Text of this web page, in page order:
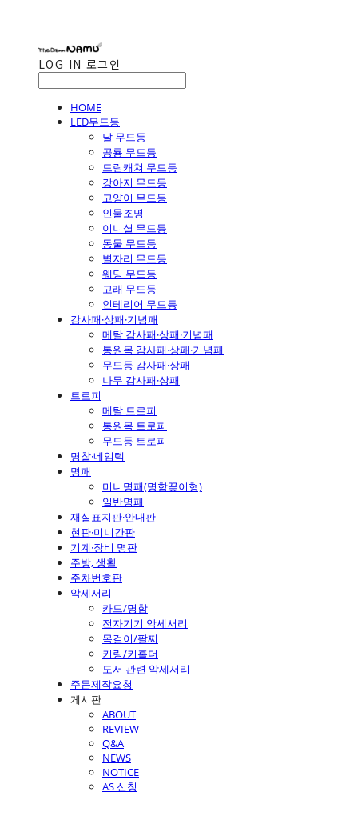
LOG IN 로그인
HOME
LED무드등
달 무드등
공룡 무드등
드림캐쳐 무드등
강아지 무드등
고양이 무드등
인물조명
이니셜 무드등
동물 무드등
별자리 무드등
웨딩 무드등
고래 무드등
인테리어 무드등
감사패·상패·기념패
메탈 감사패·상패·기념패
통원목 감사패·상패·기념패
무드등 감사패·상패
나무 감사패·상패
트로피
메탈 트로피
통원목 트로피
무드등 트로피
명찰·네임텍
명패
미니명패(명함꽂이형)
일반명패
재실표지판·안내판
현판·미니간판
기계·장비 명판
주방, 생활
주차번호판
악세서리
카드/명함
전자기기 악세서리
목걸이/팔찌
키링/키홀더
도서 관련 악세서리
주문제작요청
게시판
ABOUT
REVIEW
Q&A
NEWS
NOTICE
AS 신청